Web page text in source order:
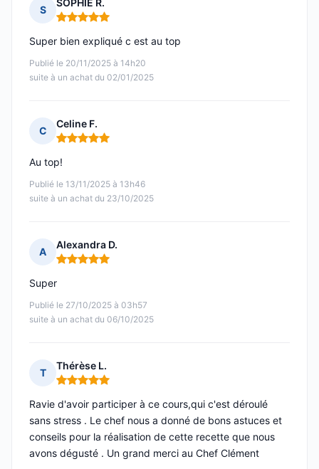
S
SOPHIE R.
Note : 5 sur 5
Publié le 20/11/2025 à 14h20
suite à un achat du 02/01/2025
Super bien expliqué c est au top
C
Celine F.
Note : 5 sur 5
Publié le 13/11/2025 à 13h46
suite à un achat du 23/10/2025
Au top!
A
Alexandra D.
Note : 5 sur 5
Publié le 27/10/2025 à 03h57
suite à un achat du 06/10/2025
Super
T
Thérèse L.
Note : 5 sur 5
Ravie d'avoir participer à ce cours,qui c'est déroulé
sans stress . Le chef nous a donné de bons astuces et
conseils pour la réalisation de cette recette que nous
avons dégusté . Un grand merci au Chef Clément